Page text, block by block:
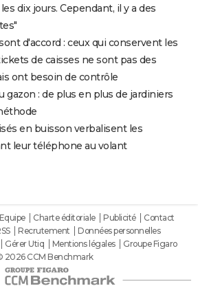
dix jours. Cependant, il y a des
d'accord : ceux qui conservent les
de caisses ne sont pas des
ont besoin de contrôle
gazon : de plus en plus de jardiniers
en buisson verbalisent les
leur téléphone au volant
Equipe Charte éditoriale Publicité
Contact
Recrutement
Données personnelles
Gérer Utiq Mentions légales
Groupe Figaro
2026 CCM Benchmark